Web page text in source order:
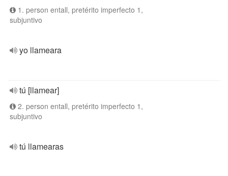
1. person entall, pretérito imperfecto 1,
subjuntivo
yo llameara
tú [llamear]
2. person entall, pretérito imperfecto 1,
subjuntivo
tú llamearas